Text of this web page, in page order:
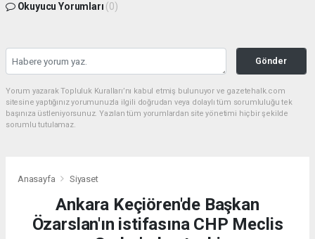
Okuyucu Yorumları (0)
Gönder
Yorum yazarak Topluluk Kuralları’nı kabul etmiş bulunuyor ve gazetehalk.com
sitesine yaptığınız yorumunuzla ilgili doğrudan veya dolaylı tüm sorumluluğu tek
başınıza üstleniyorsunuz. Yazılan tüm yorumlardan site yönetimi hiçbir şekilde
sorumlu tutulamaz.
Anasayfa Siyaset
Ankara Keçiören'de Başkan
Özarslan'ın istifasına CHP Meclis